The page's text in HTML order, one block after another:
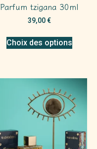
Parfum tzigana 30ml
39,00€
Choix des options